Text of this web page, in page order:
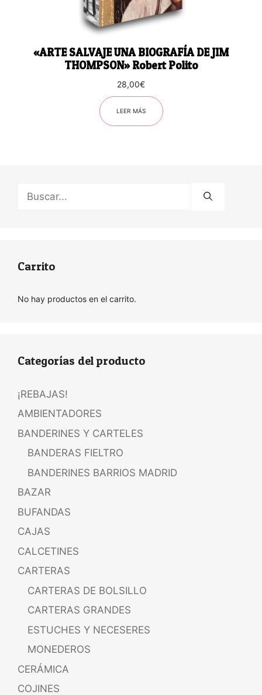
«ARTE SALVAJE UNA BIOGRAFÍA DE JIM
THOMPSON» Robert Polito
28,00€
LEER MÁS
Carrito
No hay productos en el carrito.
Categorías del producto
¡REBAJAS!
AMBIENTADORES
BANDERINES Y CARTELES
BANDERAS FIELTRO
BANDERINES BARRIOS MADRID
BAZAR
BUFANDAS
CAJAS
CALCETINES
CARTERAS
CARTERAS DE BOLSILLO
CARTERAS GRANDES
ESTUCHES Y NECESERES
MONEDEROS
CERÁMICA
COJINES